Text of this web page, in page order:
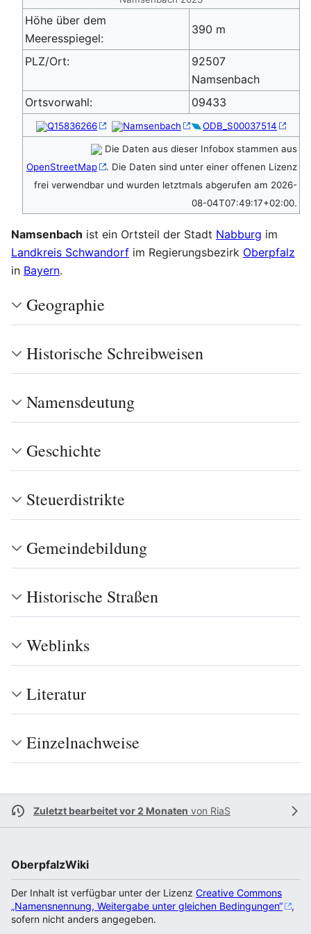
Höhe über dem
Meeresspiegel:
390 m
PLZ/Ort:
92507
Namsenbach
Ortsvorwahl:
09433
Q15836266 Namsenbach ODB_S00037514
Die Daten aus dieser Infobox stammen aus
OpenStreetMap
. Die Daten sind unter einer offenen Lizenz
frei verwendbar und wurden letztmals abgerufen am 2026-
08-04T07:49:17+02:00.
Namsenbach ist ein Ortsteil der Stadt Nabburg im
Landkreis Schwandorf im Regierungsbezirk Oberpfalz
in Bayern.
Geographie
Historische Schreibweisen
Namensdeutung
Geschichte
Steuerdistrikte
Gemeindebildung
Historische Straßen
Weblinks
Literatur
Einzelnachweise
Zuletzt bearbeitet vor 2 Monaten von RiaS
OberpfalzWiki
Der Inhalt ist verfügbar unter der Lizenz Creative Commons
„Namensnennung, Weitergabe unter gleichen Bedingungen“
,
sofern nicht anders angegeben.